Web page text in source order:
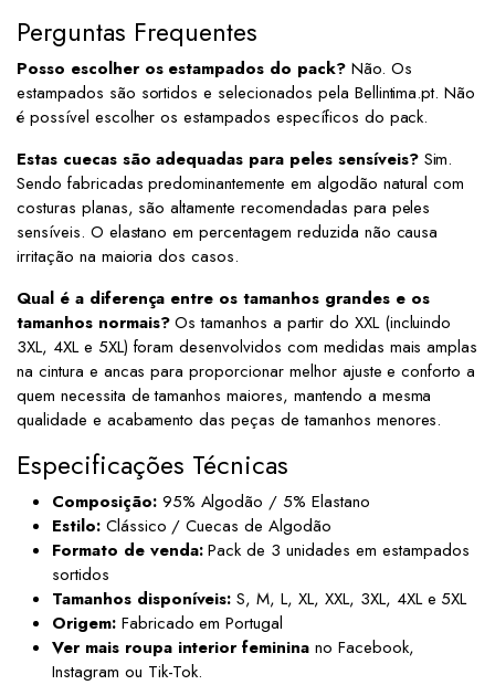
Perguntas Frequentes
Posso escolher os estampados do pack?Não. Os
estampados são sortidos e selecionados pela Bellintima.pt. Não
é possível escolher os estampados específicos do pack.
Estas cuecas são adequadas para peles sensíveis?Sim.
Sendo fabricadas predominantemente em algodão natural com
costuras planas, são altamente recomendadas para peles
sensíveis. O elastano em percentagem reduzida não causa
irritação na maioria dos casos.
Qual é a diferença entre os tamanhos grandes e os
tamanhos normais?Os tamanhos a partir do XXL (incluindo
3XL, 4XL e 5XL) foram desenvolvidos com medidas mais amplas
na cintura e ancas para proporcionar melhor ajuste e conforto a
quem necessita de tamanhos maiores, mantendo a mesma
qualidade e acabamento das peças de tamanhos menores.
Especificações Técnicas
Composição:95% Algodão / 5% Elastano
Estilo:Clássico / Cuecas de Algodão
Formato de venda:Pack de 3 unidades em estampados
sortidos
Tamanhos disponíveis: S, M, L, XL, XXL, 3XL, 4XL e 5XL
Origem:Fabricado em Portugal
Ver mais roupa interior feminina no Facebook,
Instagram ou Tik-Tok.